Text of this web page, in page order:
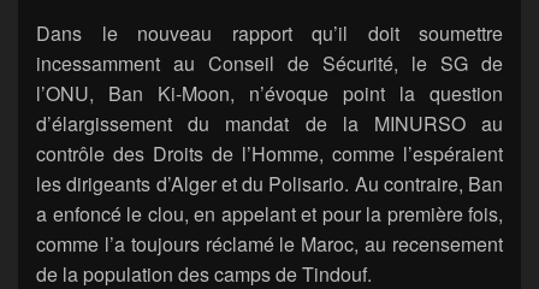
Dans le nouveau rapport qu’il doit soumettre
incessamment au Conseil de Sécurité, le SG de
l’ONU, Ban Ki-Moon, n’évoque point la question
d’élargissement du mandat de la MINURSO au
contrôle des Droits de l’Homme, comme l’espéraient
les dirigeants d’Alger et du Polisario. Au contraire, Ban
a enfoncé le clou, en appelant et pour la première fois,
comme l’a toujours réclamé le Maroc, au recensement
de la population des camps de Tindouf.